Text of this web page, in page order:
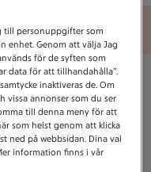
till personuppgifter som
enhet. Genom att välja Jag
för de syften som
data för att tillhandahålla”.
inaktiveras de. Om
vissa annonser som du ser
till denna meny för att
som helst genom att klicka
ned på webbsidan. Dina val
information finns i vår